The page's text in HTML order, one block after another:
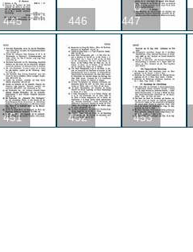
445 446
U
447
451 452 453